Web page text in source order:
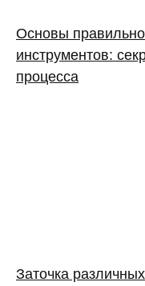
Основы
инструментов:
процесса
Заточка